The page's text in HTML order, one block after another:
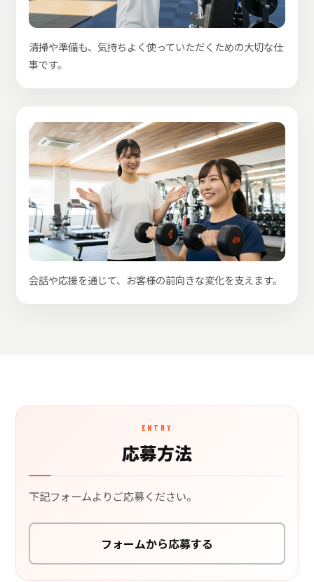
清掃や準備も、気持ちよく使っていただくための大切な仕
事です。
会話や応援を通じて、お客様の前向きな変化を支えます。
ENTRY
応募方法
下記フォームよりご応募ください。
フォームから応募する